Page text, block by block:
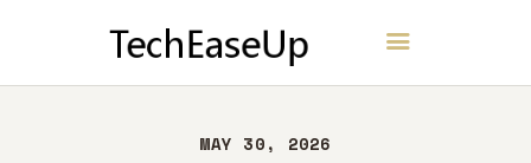
MAY 30, 2026
TechEaseUp